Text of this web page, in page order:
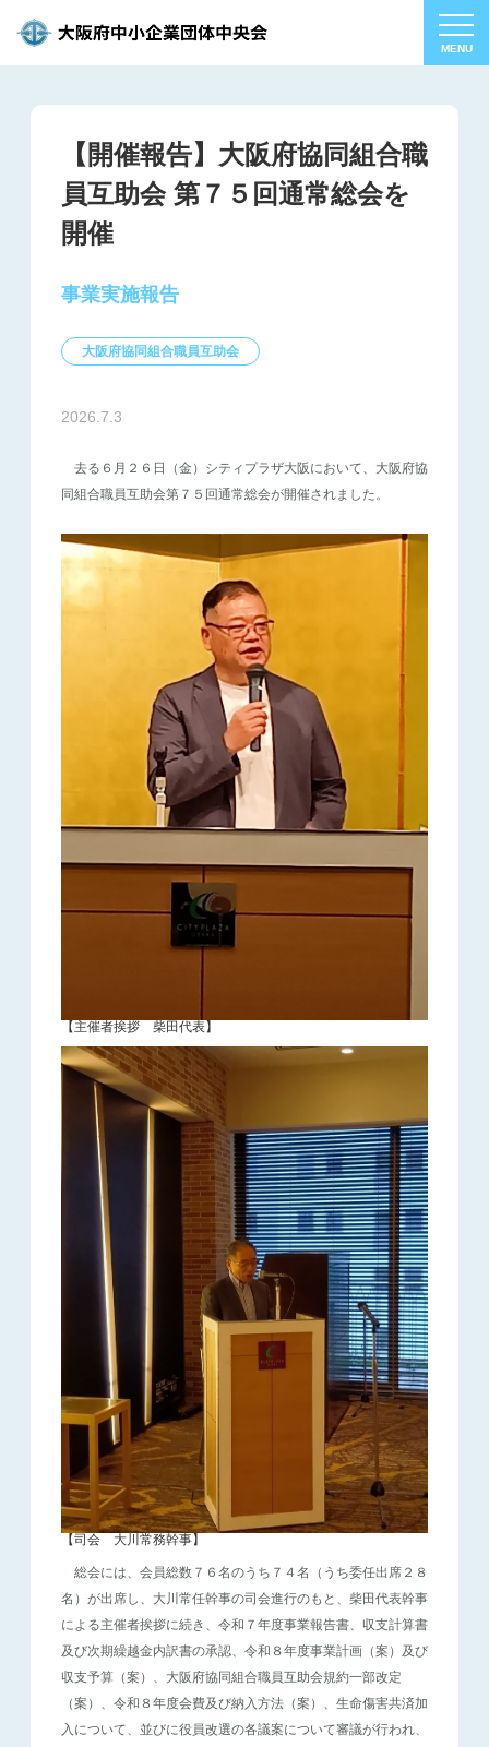
【開催報告】大阪府協同組合職
員互助会 第７５回通常総会を
開催
事業実施報告
大阪府協同組合職員互助会
2026.7.3
去る６月２６日（金）シティプラザ大阪において、大阪府協
同組合職員互助会第７５回通常総会が開催されました。
【主催者挨拶 柴田代表】
【司会 大川常務幹事】
総会には、会員総数７６名のうち７４名（うち委任出席２８
名）が出席し、大川常任幹事の司会進行のもと、柴田代表幹事
による主催者挨拶に続き、令和７年度事業報告書、収支計算書
及び次期繰越金内訳書の承認、令和８年度事業計画（案）及び
収支予算（案）、大阪府協同組合職員互助会規約一部改定
（案）、令和８年度会費及び納入方法（案）、生命傷害共済加
入について、並びに役員改選の各議案について審議が行われ、